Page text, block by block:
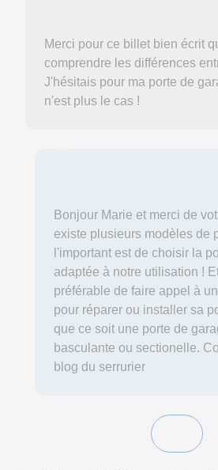
Merci pour ce billet bien écrit
comprendre les différences
J'hésitais pour ma porte de
n'est plus le cas !
Bonjour Marie et merci de
existe plusieurs modèles de
l'important est de choisir la
adaptée à notre utilisation !
préférable de faire appel à
pour réparer ou installer sa
que ce soit une porte de
basculante ou sectionelle.
blog du serrurier